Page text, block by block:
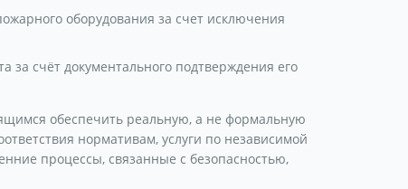
оборудования за счет исключения
за счёт документального подтверждения его
обеспечить реальную, а не формальную
нормативам, услуги по независимой
процессы, связанные с безопасностью,